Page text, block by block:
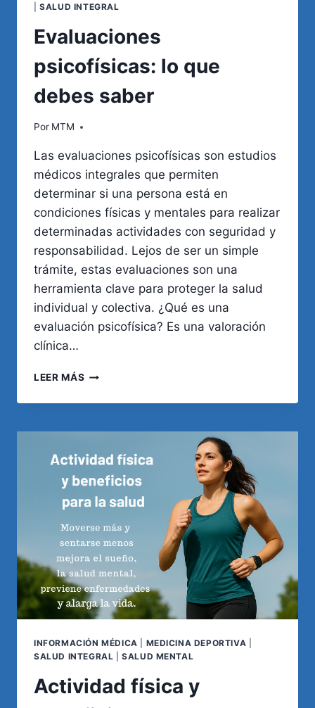
|SALUD INTEGRAL
Evaluaciones
psicofísicas: lo que
debes saber
Por MTM
Las evaluaciones psicofísicas son estudios
médicos integrales que permiten
determinar si una persona está en
condiciones físicas y mentales para realizar
determinadas actividades con seguridad y
responsabilidad. Lejos de ser un simple
trámite, estas evaluaciones son una
herramienta clave para proteger la salud
individual y colectiva. ¿Qué es una
evaluación psicofísica? Es una valoración
clínica…
LEER MÁS EVALUACIONES
LO
DEBES
INFORMACIÓN MÉDICA MEDICINA DEPORTIVA
SALUD INTEGRAL |SALUD MENTAL
Actividad física y